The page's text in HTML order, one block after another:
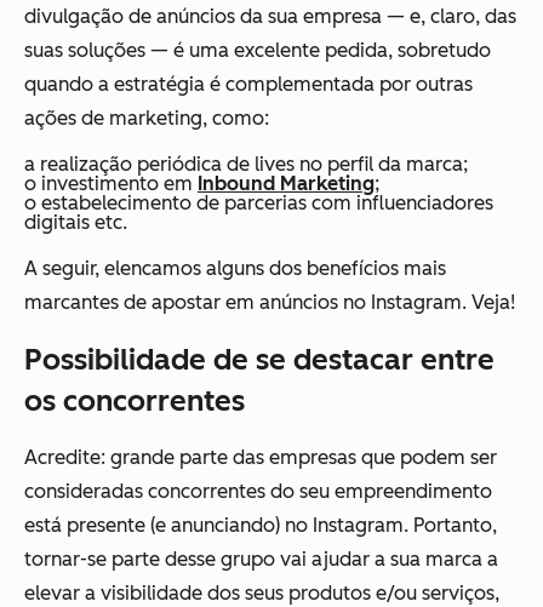
divulgação de anúncios da sua empresa — e, claro, das
suas soluções — é uma excelente pedida, sobretudo
quando a estratégia é complementada por outras
ações de marketing, como:
a realização periódica de lives no perfil da marca;
o investimento em Inbound Marketing;
o estabelecimento de parcerias com influenciadores
digitais etc.
A seguir, elencamos alguns dos benefícios mais
marcantes de apostar em anúncios no Instagram. Veja!
Possibilidade de se destacar entre
os concorrentes
Acredite: grande parte das empresas que podem ser
consideradas concorrentes do seu empreendimento
está presente (e anunciando) no Instagram. Portanto,
tornar-se parte desse grupo vai ajudar a sua marca a
elevar a visibilidade dos seus produtos e/ou serviços,